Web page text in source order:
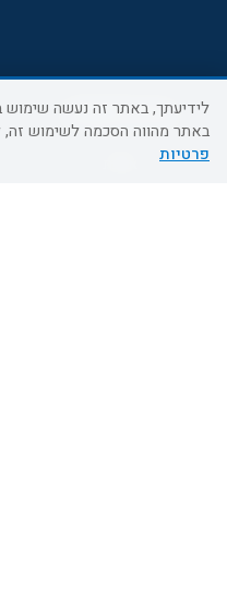
שירות לקוחות
באתר מהווה הסכמה לשימוש זה,
פרטיות